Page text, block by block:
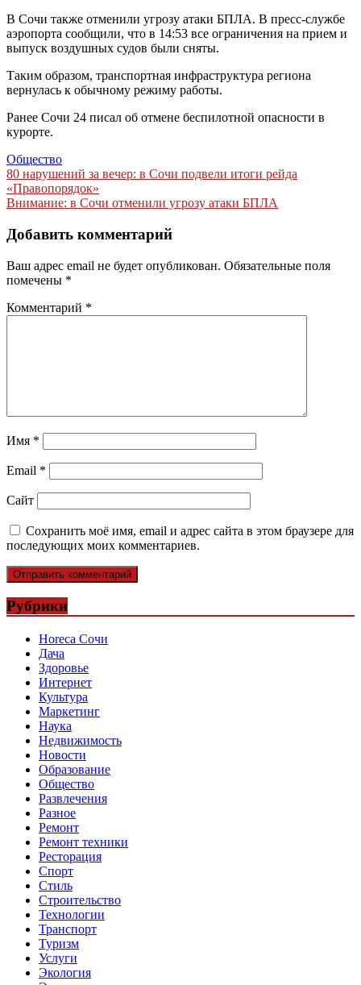
В Сочи также отменили угрозу атаки БПЛА. В пресс-службе
аэропорта сообщили, что в 14:53 все ограничения на прием и
выпуск воздушных судов были сняты.
Таким образом, транспортная инфраструктура региона
вернулась к обычному режиму работы.
Ранее Сочи 24 писал об отмене беспилотной опасности в
курорте.
Общество
Навигация
по
80 нарушений за вечер: в Сочи подвели итоги рейда
«Правопорядок»
Внимание: в Сочи отменили угрозу атаки БПЛА
Добавить комментарий
Ваш адрес email не будет опубликован. Обязательные поля
помечены *
Комментарий *
Имя *
Email *
Сайт
Сохранить моё имя, email и адрес сайта в этом браузере для
последующих моих комментариев.
Рубрики
Horeca Сочи
Дача
Здоровье
Интернет
Культура
Маркетинг
Наука
Недвижимость
Новости
Образование
Общество
Развлечения
Разное
Ремонт
Ремонт техники
Ресторация
Спорт
Стиль
Строительство
Технологии
Транспорт
Туризм
Услуги
Экология